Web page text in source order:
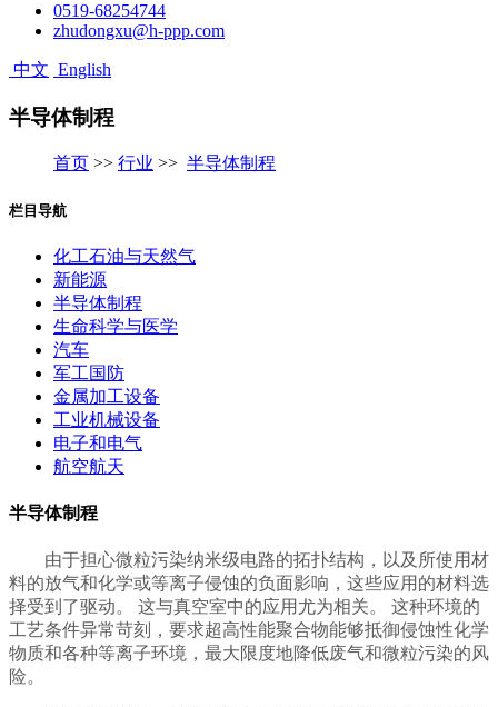
0519-68254744
zhudongxu@h-ppp.com
中文 English
半导体制程
首页 >> 行业 >> 半导体制程
栏目导航
化工石油与天然气
新能源
半导体制程
生命科学与医学
汽车
军工国防
金属加工设备
工业机械设备
电子和电气
航空航天
半导体制程
由于担心微粒污染纳米级电路的拓扑结构，以及所使用材
料的放气和化学或等离子侵蚀的负面影响，这些应用的材料选
择受到了驱动。 这与真空室中的应用尤为相关。 这种环境的
工艺条件异常苛刻，要求超高性能聚合物能够抵御侵蚀性化学
物质和各种等离子环境，最大限度地降低废气和微粒污染的风
险。